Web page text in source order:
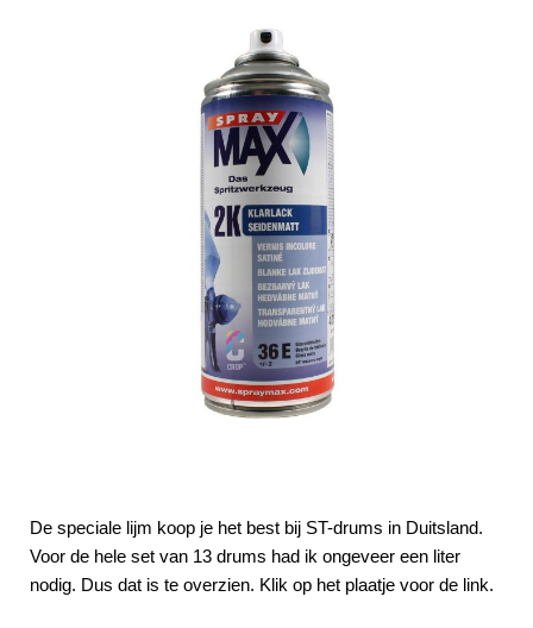
De speciale lijm koop je het best bij ST-drums in Duitsland.
Voor de hele set van 13 drums had ik ongeveer een liter
nodig. Dus dat is te overzien. Klik op het plaatje voor de link.